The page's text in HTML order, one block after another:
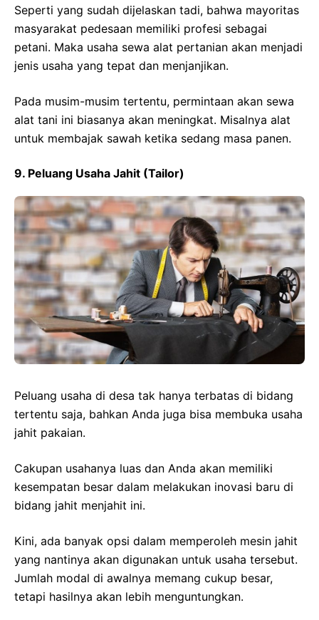
Seperti yang sudah dijelaskan tadi, bahwa mayoritas
masyarakat pedesaan memiliki profesi sebagai
petani. Maka usaha sewa alat pertanian akan menjadi
jenis usaha yang tepat dan menjanjikan.
Pada musim-musim tertentu, permintaan akan sewa
alat tani ini biasanya akan meningkat. Misalnya alat
untuk membajak sawah ketika sedang masa panen.
9. Peluang Usaha Jahit (Tailor)
Peluang usaha di desa tak hanya terbatas di bidang
tertentu saja, bahkan Anda juga bisa membuka usaha
jahit pakaian.
Cakupan usahanya luas dan Anda akan memiliki
kesempatan besar dalam melakukan inovasi baru di
bidang jahit menjahit ini.
Kini, ada banyak opsi dalam memperoleh mesin jahit
yang nantinya akan digunakan untuk usaha tersebut.
Jumlah modal di awalnya memang cukup besar,
tetapi hasilnya akan lebih menguntungkan.